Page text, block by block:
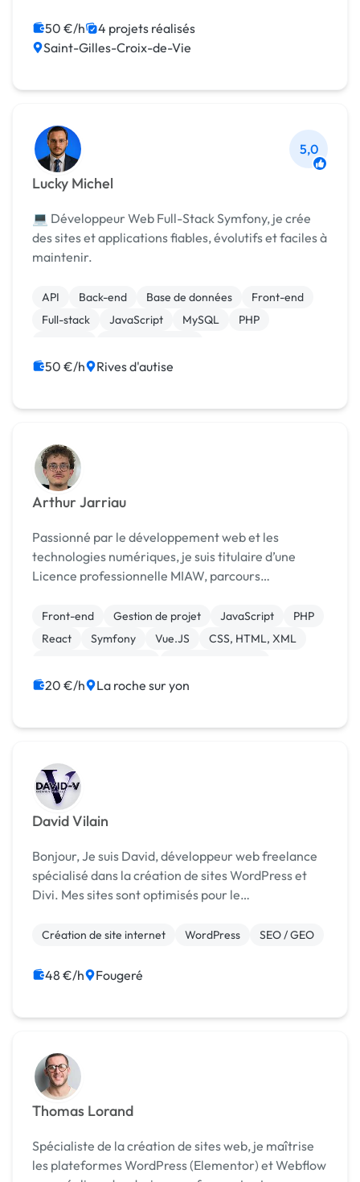
Gestion de projet
Symfony
Migration ou refonte de site
50 €/h
4 projets réalisés
Saint-Gilles-Croix-de-Vie
Lucky Michel
5,0
💻 Développeur Web Full-Stack Symfony, je crée
des sites et applications fiables, évolutifs et faciles à
maintenir.
API Back-end Base de données
Front-end
Full-stack
JavaScript MySQL
PHP
50 €/h Rives d'autise
Arthur Jarriau
Passionné par le développement web et les
technologies numériques, je suis titulaire d’une
Licence professionnelle MIAW, parcours
Systèmes Numériques, option Informatique et
Réseaux. Mon parcours acad...
Front-end Gestion de projet JavaScript
PHP
React
Symfony Vue.JS
CSS, HTML, XML
20 €/h La roche sur yon
David Vilain
Bonjour, Je suis David, développeur web freelance
spécialisé dans la création de sites WordPress et
Divi. Mes sites sont optimisés pour le
entrepreneurs et les entreprises à concrétiser leur
Création de site internet WordPress SEO / GEO
48 €/h Fougeré
Thomas Lorand
Spécialiste de la création de sites web, je maîtrise
les plateformes WordPress (Elementor) et Webflow